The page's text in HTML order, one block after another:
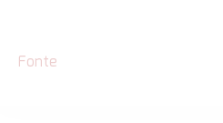
Fonte